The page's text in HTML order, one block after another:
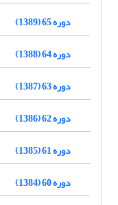
دوره 65 (1389)
دوره 64 (1388)
دوره 63 (1387)
دوره 62 (1386)
دوره 61 (1385)
دوره 60 (1384)